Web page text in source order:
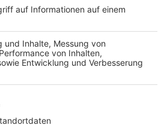
und Apotheker Nachträge im
dürfen, z.B. für die Corona-
Testbescheinigungen
mit bis zu zwei Jahren
wer die falschen
mit bis zu einem Jahr.